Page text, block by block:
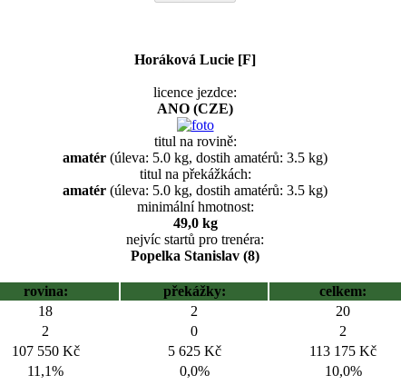
Horáková Lucie [F]
licence jezdce:
ANO (CZE)
titul na rovině:
amatér (úleva: 5.0 kg, dostih amatérů: 3.5 kg)
titul na překážkách:
amatér (úleva: 5.0 kg, dostih amatérů: 3.5 kg)
minimální hmotnost:
49,0 kg
nejvíc startů pro trenéra:
Popelka Stanislav (8)
rovina: překážky:
celkem:
18 2
20
2 0
2
107 550 Kč 5 625 Kč
113 175 Kč
11,1% 0,0%
10,0%